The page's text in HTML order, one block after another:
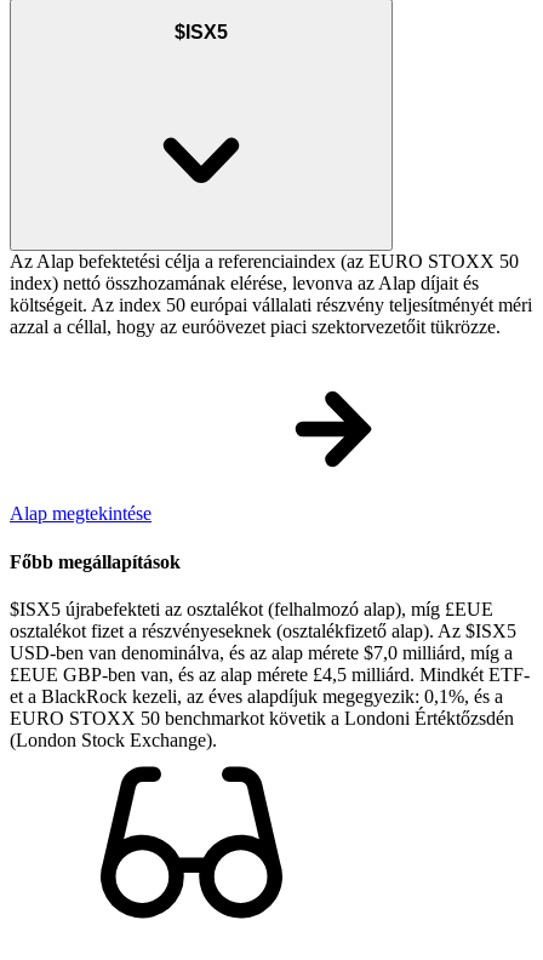
$ISX5
Az Alap befektetési célja a referenciaindex (az EURO STOXX 50
index) nettó összhozamának elérése, levonva az Alap díjait és
költségeit. Az index 50 európai vállalati részvény teljesítményét méri
azzal a céllal, hogy az euróövezet piaci szektorvezetőit tükrözze.
Alap megtekintése
Főbb megállapítások
$ISX5 újrabefekteti az osztalékot (felhalmozó alap), míg £EUE
osztalékot fizet a részvényeseknek (osztalékfizető alap). Az $ISX5
USD-ben van denominálva, és az alap mérete $7,0 milliárd, míg a
£EUE GBP-ben van, és az alap mérete £4,5 milliárd. Mindkét ETF-
et a BlackRock kezeli, az éves alapdíjuk megegyezik: 0,1%, és a
EURO STOXX 50 benchmarkot követik a Londoni Értéktőzsdén
(London Stock Exchange).